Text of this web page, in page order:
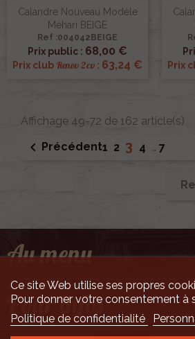
Calandre Nouveau Modèle
Méhari BEIGE
Ref :004042BEIGE
Prix public : 68,00 €
Prix club Renov 2cv : 63,24 € Prix
Affichage 49-72 de 162 article(s)
 Précédent1 2 3 4 … 7
Au menu
Pour infos
Ce site Web utilise ses propres
Pour donner votre consentement à
Politique de confidentialité